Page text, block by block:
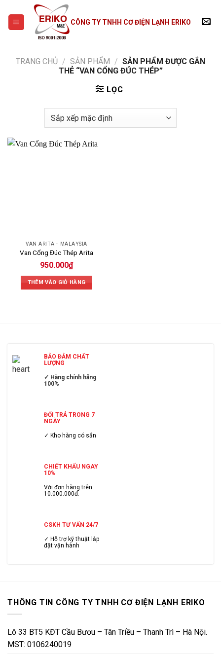
content
CÔNG TY TNHH CƠ ĐIỆN LẠNH ERIKO
TRANG CHỦ / SẢN PHẨM / SẢN PHẨM ĐƯỢC GẮN
THẺ “VAN CỔNG ĐÚC THÉP”
LỌC
VAN ARITA - MALAYSIA
Van Cổng Đúc Thép Arita
950.000₫
THÊM VÀO GIỎ HÀNG
BẢO ĐẢM CHẤT
LƯỢNG
✓ Hàng chính hãng
100%
ĐỔI TRẢ TRONG 7
NGÀY
✓ Kho hàng có sẳn
CHIẾT KHẤU NGAY
10%
Với đơn hàng trên
10.000.000đ.
CSKH TƯ VẤN 24/7
✓ Hỗ trợ kỹ thuật lắp
đặt vận hành
THÔNG TIN CÔNG TY TNHH CƠ ĐIỆN LẠNH ERIKO
Lô 33 BT5 KĐT Cầu Bươu – Tân Triều – Thanh Trì – Hà Nội.
MST: 0106240019